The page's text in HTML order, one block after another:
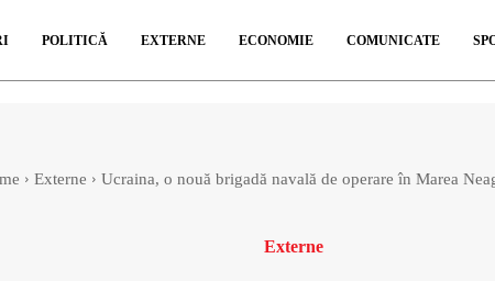
POLITICĂ EXTERNE ECONOMIE COMUNICATE
Externe Ucraina, o nouă brigadă navală de operare în Marea
Externe